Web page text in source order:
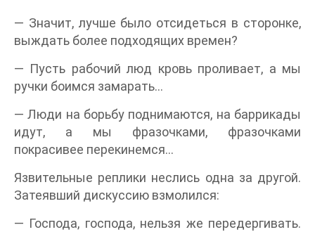
— Значит, лучше было отсидеться в сторонке,
выждать более подходящих времен?
— Пусть рабочий люд кровь проливает, а мы
ручки боимся замарать…
— Люди на борьбу поднимаются, на баррикады
идут, а мы фразочками, фразочками
покрасивее перекинемся…
Язвительные реплики неслись одна за другой.
Затеявший дискуссию взмолился:
— Господа, господа, нельзя же передергивать.